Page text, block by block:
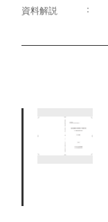
資料解説